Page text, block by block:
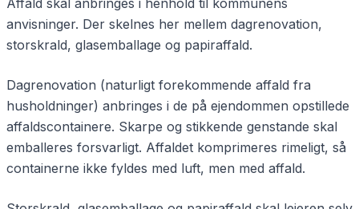
Affald skal anbringes i henhold til kommunens
anvisninger. Der skelnes her mellem dagrenovation,
storskrald, glasemballage og papiraffald.
Dagrenovation (naturligt forekommende affald fra
husholdninger) anbringes i de på ejendommen opstillede
affaldscontainere. Skarpe og stikkende genstande skal
emballeres forsvarligt. Affaldet komprimeres rimeligt, så
containerne ikke fyldes med luft, men med affald.